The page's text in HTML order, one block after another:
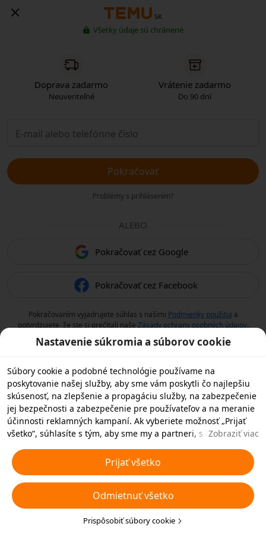
SK
Všetky údaje sú chránené
Doprava zadarmo
Neuveriteľné
Vrátenie zadarmo
Do 90 dní
Pokračovať
Problémy s prihlásením?
ALEBO
Pokračovať cez Google
Pokračovať cez Facebook
Pokračovaním vyjadrujete súhlas s našimi Podmienky použitia a
potvrdzujete, že ste si prečítali naše Zásady ochrany osobných údajov.
Nastavenie súkromia a súborov cookie
Súbory cookie a podobné technológie používame na
poskytovanie našej služby, aby sme vám poskytli čo najlepšiu
skúsenosť, na zlepšenie a propagáciu služby, na zabezpečenie
jej bezpečnosti a zabezpečenie pre používateľov a na meranie
účinnosti reklamných kampaní. Ak vyberiete možnosť „Prijať
všetko“, súhlasíte s tým, aby sme my a partneri, s ktorými
technológie vo vašom zariadení na reklamné účely. Môžete tiež
zvoliť možnosť „Odmietnuť všetky“ nedôležité súbory cookie
alebo vybrať, ktoré typy súborov cookie chcete prijať alebo
zakázať, kliknutím na tlačidlo „Prispôsobiť súbory cookie“ nižšie
alebo kedykoľvek v nastaveniach ochrany osobných údajov.
Viac informácií nájdete v našichPravidlách týkajúcich sa
Zobraziť viac
Prijať všetko
Odmietnuť všetko
Prispôsobiť súbory cookie